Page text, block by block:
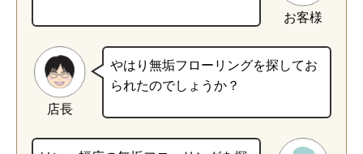
お客様
店長
やはり無垢フローリングを探してお
られたのでしょうか？